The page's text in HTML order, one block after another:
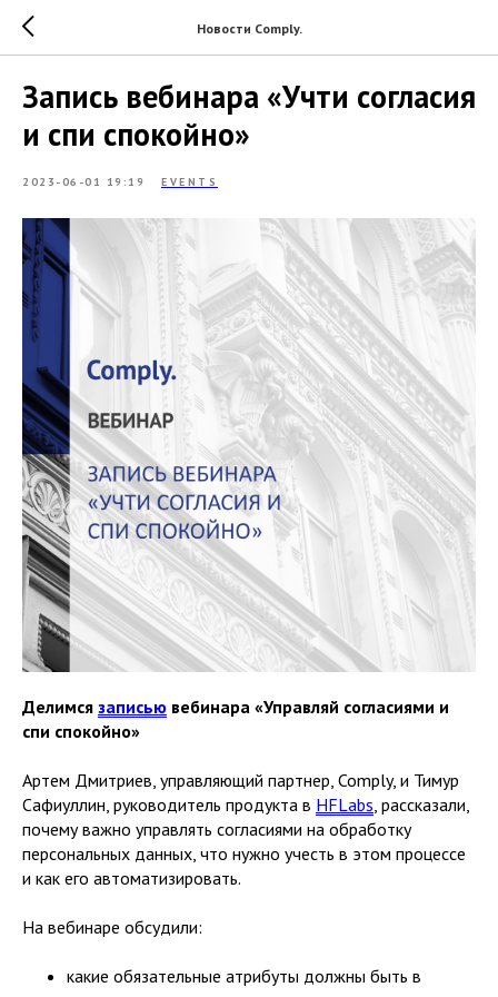
Новости Comply.
Запись вебинара «Учти согласия
и спи спокойно»
2023-06-01 19:19 EVENTS
Делимся записью вебинара «Управляй согласиями и
спи спокойно»
Артем Дмитриев, управляющий партнер, Comply, и Тимур
Сафиуллин, руководитель продукта в HFLabs, рассказали,
почему важно управлять согласиями на обработку
персональных данных, что нужно учесть в этом процессе
и как его автоматизировать.
На вебинаре обсудили:
какие обязательные атрибуты должны быть в